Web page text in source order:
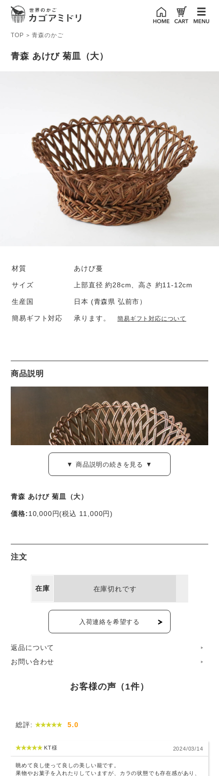
TOP > 青森のかご
青森 あけび 菊皿（大）
材質 あけび蔓
サイズ 上部直径 約28cm、高さ 約11-12cm
生産国 日本 (青森県 弘前市）
簡易ギフト対応 承ります。簡易ギフト対応について
商品説明
1947年創業の老舗工房「宮本工芸」の職人の手により、一
「菊皿」と名付けられたこの一点は、花びらをイメージした
可憐なデザインが魅力。
花びらの先端のこまやかな表現。底をぐるりと囲む足の模様
す。
集める必要があります。そして急角度に曲げても折れないし
▼ 商品説明の続きを見る ▼
青森 あけび 菊皿（大）
価格:10,000円(税込 11,000円)
注文
在庫 在庫切れです
入荷連絡を希望する
返品について
お問い合わせ
お客様の声（1件）
総評: 5.0
KT様 2024/03/14
眺めて良し使って良しの美しい籠です。
果物やお菓子を入れたりしていますが、カラの状態でも存在感があり、